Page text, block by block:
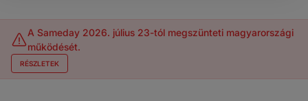
A Sameday 2026. július 23-tól megszünteti magyarországi
működését.
RÉSZLETEK